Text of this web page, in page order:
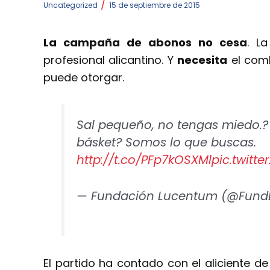
Uncategorized / 15 de septiembre de 2015
La campaña de abonos no cesa.
profesional alicantino. Y necesita el
puede otorgar.
Sal pequeño, no tengas
básket? Somos lo que buscas.
http://t.co/PFp7kOSXMl
— Fundación Lucentum
El partido ha contado con el aliciente